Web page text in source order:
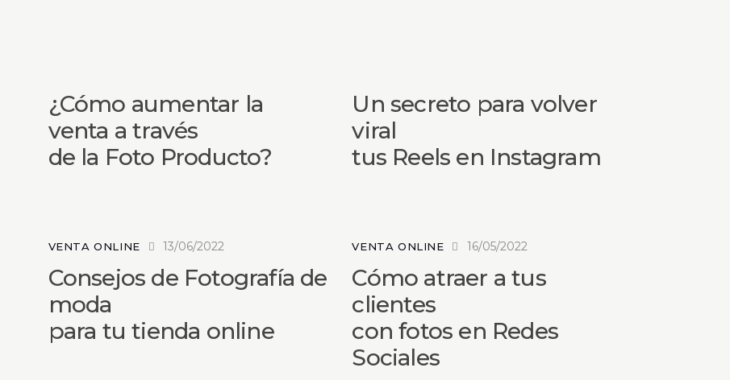
¿Cómo aumentar la
venta a través
de la Foto Producto?
Un secreto para volver
viral
tus Reels en Instagram
VENTA ONLINE 13/06/2022
Consejos de Fotografía de
moda
para tu tienda online
VENTA ONLINE 16/05/2022
Cómo atraer a tus
clientes
con fotos en Redes
Sociales